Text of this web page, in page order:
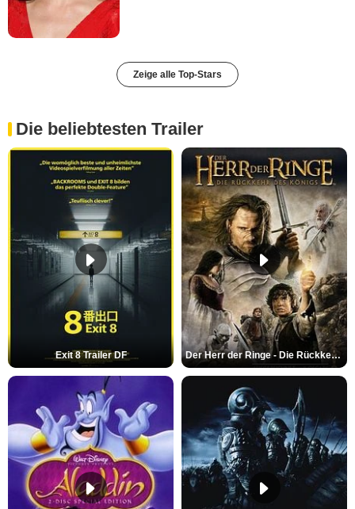
Zeige alle Top-Stars
Die beliebtesten Trailer
Exit 8 Trailer DF Der Herr der Ringe - Die Rückkehr des Königs Trailer OV